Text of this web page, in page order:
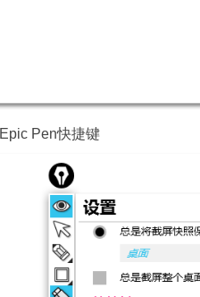
Epic Pen快捷键